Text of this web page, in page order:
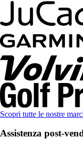
Scopri tutte le nostre
Assistenza post-